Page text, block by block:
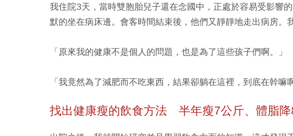
我住院3天，當時雙胞胎兒子還在念國中，正處於容易受影響
默的坐在病床邊。會客時間結束後，他們又靜靜地走出病房。
「原來我的健康不是個人的問題，也是為了這些孩子們啊。」
「我竟然為了減肥而不吃東西，結果卻躺在這裡，到底在幹嘛
找出健康瘦的飲食方法 半年瘦7公斤、體脂降